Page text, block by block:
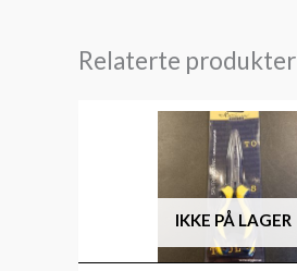
Relaterte produkter
IKKE PÅ LAGER